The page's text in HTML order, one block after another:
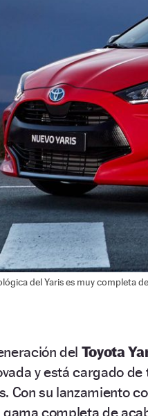
del Yaris es muy completa
del Toyota
y está cargado
Con su lanzamiento
completa de